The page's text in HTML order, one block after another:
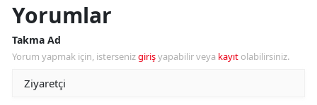
Yorumlar
Takma Ad
Yorum yapmak için, istersenizgirişyapabilir veya kayıt olabilirsiniz.